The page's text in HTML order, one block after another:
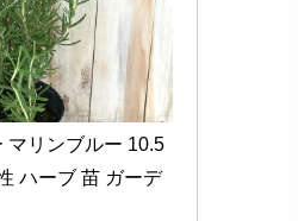
マリンブルー 10.5
ハーブ 苗 ガーデ